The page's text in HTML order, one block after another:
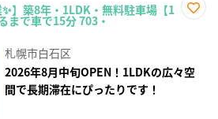
✨】築8年・1LDK・無料駐車場【1
まで車で15分 703・
札幌市白石区
2026年8月中旬OPEN！1LDKの広々空
間で長期滞在にぴったりです！